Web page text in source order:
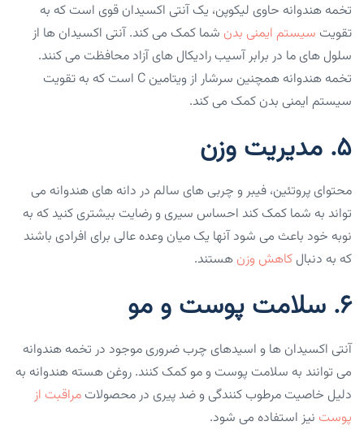
تخمه هندوانه حاوی لیکوپن، یک آنتی اکسیدان قوی است که به
تقویت سیستم ایمنی بدن شما کمک می کند. آنتی اکسیدان ها از
سلول های ما در برابر آسیب رادیکال های آزاد محافظت می کنند.
تخمه هندوانه همچنین سرشار از ویتامین C است که به تقویت
سیستم ایمنی بدن کمک می کند.
۵. مدیریت وزن
محتوای پروتئین، فیبر و چربی های سالم در دانه های هندوانه می
تواند به شما کمک کند احساس سیری و رضایت بیشتری کنید که به
نوبه خود باعث می شود آنها یک میان وعده عالی برای افرادی باشند
که به دنبال کاهش وزن هستند.
۶. سلامت پوست و مو
آنتی اکسیدان ها و اسیدهای چرب ضروری موجود در تخمه هندوانه
می توانند به سلامت پوست و مو کمک کنند. روغن هسته هندوانه به
دلیل خاصیت مرطوب کنندگی و ضد پیری در محصولات مراقبت از
پوست نیز استفاده می شود.